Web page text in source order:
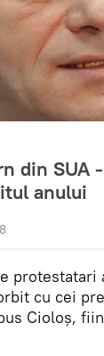
din SUA
anului
protestatari
cu cei
Cioloș,